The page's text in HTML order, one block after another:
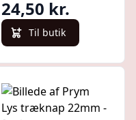
24,50 kr.
Til butik